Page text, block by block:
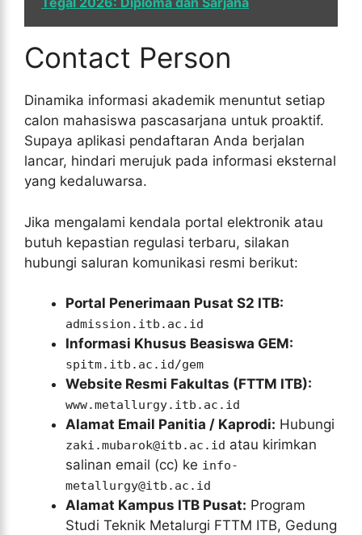
Contact Person
Dinamika informasi akademik menuntut setiap
calon mahasiswa pascasarjana untuk proaktif.
Supaya aplikasi pendaftaran Anda berjalan
lancar, hindari merujuk pada informasi eksternal
yang kedaluwarsa.
Jika mengalami kendala portal elektronik atau
butuh kepastian regulasi terbaru, silakan
hubungi saluran komunikasi resmi berikut:
Portal Penerimaan Pusat S2 ITB:
admission.itb.ac.id
Informasi Khusus Beasiswa GEM:
spitm.itb.ac.id/gem
Website Resmi Fakultas (FTTM ITB):
www.metallurgy.itb.ac.id
Alamat Email Panitia / Kaprodi: Hubungi
zaki.mubarok@itb.ac.id atau kirimkan
salinan email (cc) ke info-
metallurgy@itb.ac.id
Alamat Kampus ITB Pusat: Program
Studi Teknik Metalurgi FTTM ITB, Gedung